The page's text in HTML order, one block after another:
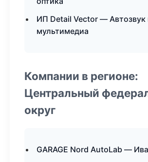
ИП Detail Vector — Автозвук
мультимедиа
Компании в регионе:
Центральный
округ
GARAGE Nord AutoLab —